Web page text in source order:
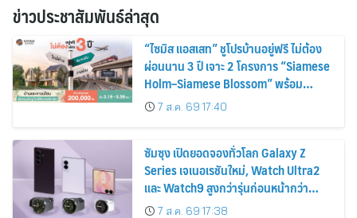
ข่าวประชาสัมพันธ์ล่าสุด
“ไซมิส แอสเสท” ชูโปรบ้านอยู่ฟรี ไม่ต้อง
ผ่อนนาน 3 ปี เจาะ 2 โครงการ “Siamese
Holm–Siamese Blossom” พร้อม
ส่วนลดและสิทธิพิเศษถึง 31 สิงหาคม
2569
7 ส.ค. 69 17:40
ซัมซุง เปิดยอดจองทั่วโลก Galaxy Z
Series เจเนอเรชันใหม่, Watch Ultra2
และ Watch9 สูงกว่ารุ่นก่อนหน้ากว่า
30%7 ส.ค. 69 17:38